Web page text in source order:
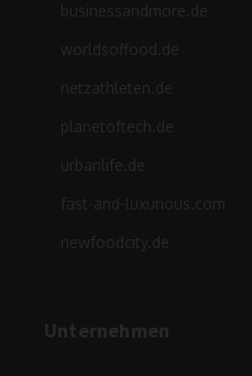
businessandmore.de
worldsoffood.de
netzathleten.de
planetoftech.de
urbanlife.de
fast-and-luxurious.com
newfoodcity.de
Unternehmen